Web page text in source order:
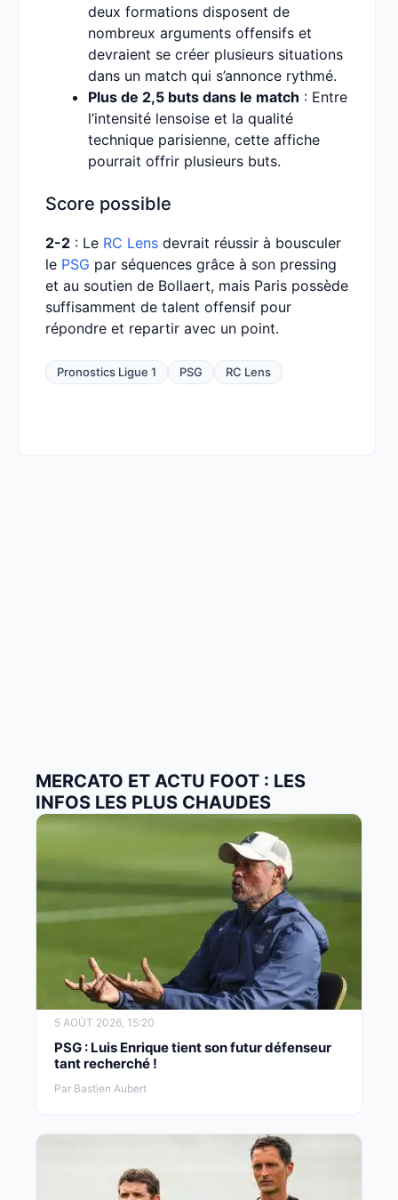
deux formations disposent de
nombreux arguments offensifs et
devraient se créer plusieurs situations
dans un match qui s’annonce rythmé.
Plus de 2,5 buts dans le match : Entre
l’intensité lensoise et la qualité
technique parisienne, cette affiche
pourrait offrir plusieurs buts.
Score possible
2-2 : Le RC Lens devrait réussir à bousculer
le PSG par séquences grâce à son pressing
et au soutien de Bollaert, mais Paris possède
suffisamment de talent offensif pour
répondre et repartir avec un point.
Pronostics Ligue 1 PSG RC Lens
MERCATO ET ACTU FOOT : LES
INFOS LES PLUS CHAUDES
5 AOÛT 2026, 15:20
PSG : Luis Enrique tient son futur défenseur
tant recherché !
Par Bastien Aubert